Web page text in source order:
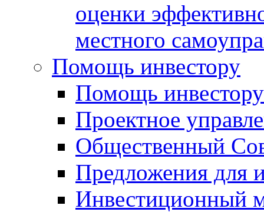
оценки
местного
Помощь инвестору
Помощь инвестору
Проектное
Общественный
Предложения для
Инвестиционный